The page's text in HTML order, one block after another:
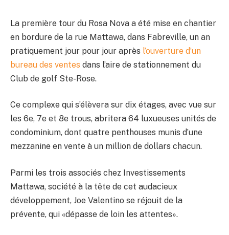
La première tour du Rosa Nova a été mise en chantier
en bordure de la rue Mattawa, dans Fabreville, un an
pratiquement jour pour jour après l’ouverture d’un
bureau des ventes dans l’aire de stationnement du
Club de golf Ste-Rose.
Ce complexe qui s’élèvera sur dix étages, avec vue sur
les 6e, 7e et 8e trous, abritera 64 luxueuses unités de
condominium, dont quatre penthouses munis d’une
mezzanine en vente à un million de dollars chacun.
Parmi les trois associés chez Investissements
Mattawa, société à la tête de cet audacieux
développement, Joe Valentino se réjouit de la
prévente, qui «dépasse de loin les attentes».